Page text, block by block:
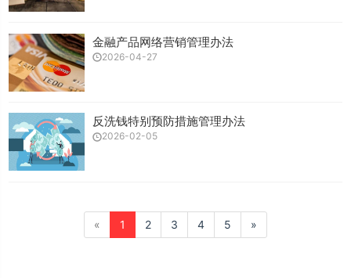
金融产品网络营销管理办法
2026-04-27
反洗钱特别预防措施管理办法
2026-02-05
« 1 2 3 4 5 »